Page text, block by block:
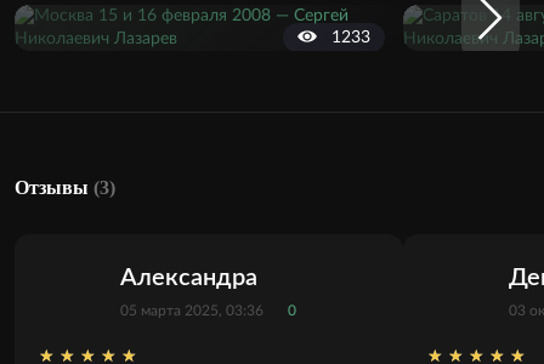
1233
Отзывы (3)
Александра
05 марта 2025, 03:36 0 03